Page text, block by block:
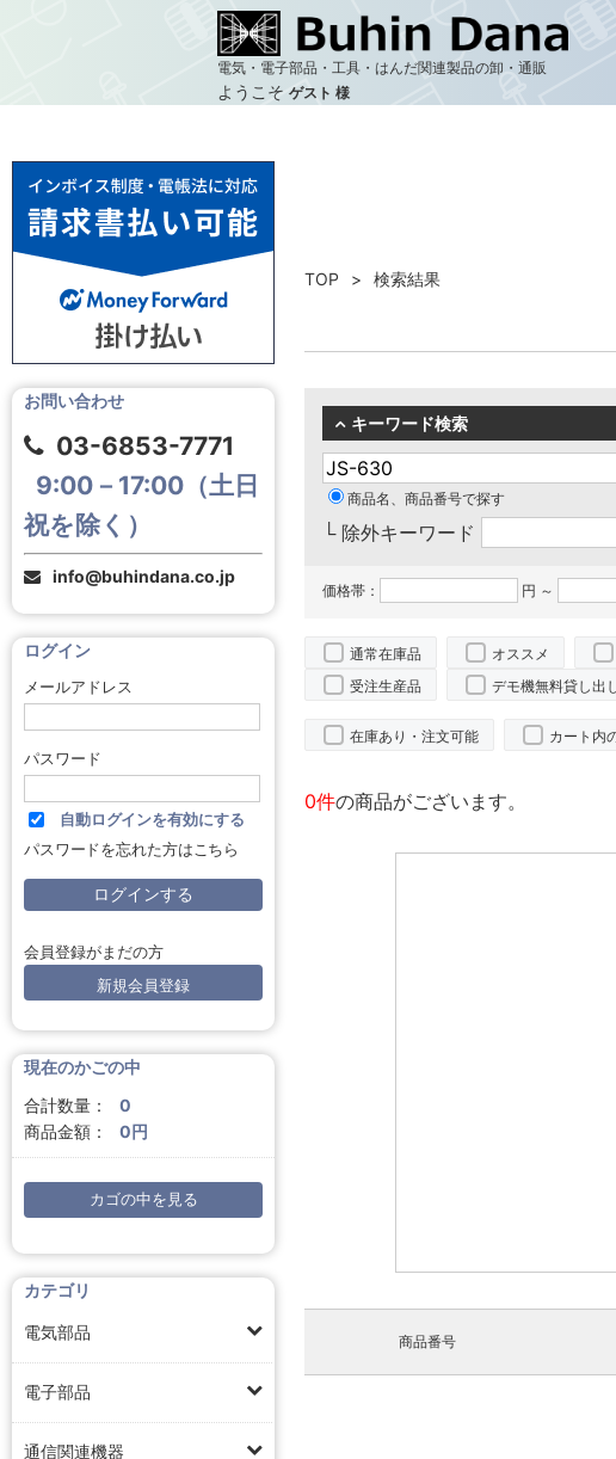
電気・電子部品・工具・はんだ関連製品の卸・通販
ようこそ ゲスト 様
お問い合わせ
03-6853-7771
9:00－17:00（土日
祝を除く）
info@buhindana.co.jp
ログイン
メールアドレス
パスワード
自動ログインを有効にする
パスワードを忘れた方はこちら
会員登録がまだの方
新規会員登録
現在のかごの中
合計数量：
0
商品金額：
0円
カゴの中を見る
カテゴリ
電気部品
電子部品
通信関連機器
TOP 検索結果
キーワード検索
商品名、商品番号で探す
└ 除外キーワード
価格帯： 円 ～
通常在庫品 オススメ
受注生産品
デモ機無料貸し出
在庫あり・注文可能 カート内
0件の商品がございます。
商品番号